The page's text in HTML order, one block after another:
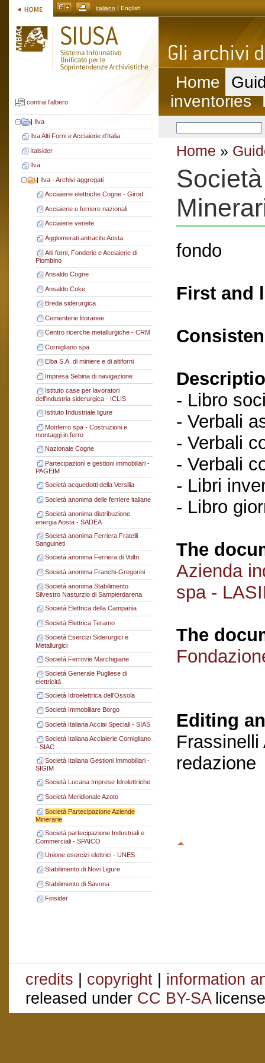
italiano | English
contrai l'albero
| Ilva
Ilva Alti Forni e Acciaierie d’Italia
Italsider
Ilva
| Ilva - Archivi aggregati
Acciaierie elettriche Cogne - Girod
Acciaierie e ferriere nazionali
Acciaierie venete
Agglomerati antracite Aosta
Alti forni, Fonderie e Acciaierie di
Piombino
Ansaldo Cogne
Ansaldo Coke
Breda siderurgica
Cementerie litoranee
Centro ricerche metallurgiche - CRM
Cornigliano spa
Elba S.A. di miniere e di altiforni
Impresa Sebina di navigazione
Istituto case per lavoratori
dell'industria siderurgica - ICLIS
Istituto Industriale ligure
Monferro spa - Costruzioni e
montaggi in ferro
Nazionale Cogne
Partecipazioni e gestioni immobiliari -
PAGEIM
Società acquedotti della Versilia
Società anonima delle ferriere italiane
Società anonima distribuzione
energia Aosta - SADEA
Società anonima Ferriera Fratelli
Sanguineti
Società anonima Ferriera di Voltri
Società anonima Franchi-Gregorini
Società anonima Stabilimento
Silvestro Nasturzio di Sampierdarena
Società Elettrica della Campania
Società Elettrica Teramo
Società Esercizi Siderurgici e
Metallurgici
Società Ferrovie Marchigiane
Società Generale Pugliese di
elettricità
Società Idroelettrica dell'Ossola
Società Immobiliare Borgo
Società Italiana Acciai Speciali - SIAS
Società Italiana Acciaierie Cornigliano
- SIAC
Società Italiana Gestioni Immobiliari -
SIGIM
Società Lucana Imprese Idrolettriche
Società Meridionale Azoto
Società Partecipazione Aziende
Minerarie
Società partecipazione Industriali e
Commerciali - SPAICO
Unione esercizi elettrici - UNES
Stabilimento di Novi Ligure
Stabilimento di Savona
Finsider
Home
inventories
Home »
fondo
First and
- Libro
- Verbali
- Verbali
- Verbali
- Libri
- Libro
The
Azienda
spa -
The
Editing
Frassinelli
redazione
credits | copyright | information
released under CC BY-SA